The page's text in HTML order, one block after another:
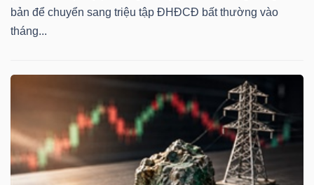
bản để chuyển sang triệu tập ĐHĐCĐ bất thường vào
tháng...